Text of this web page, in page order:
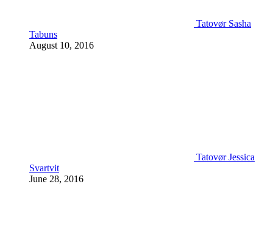
Tatovør Sasha
Tabuns
August 10, 2016
Tatovør Jessica
Svartvit
June 28, 2016